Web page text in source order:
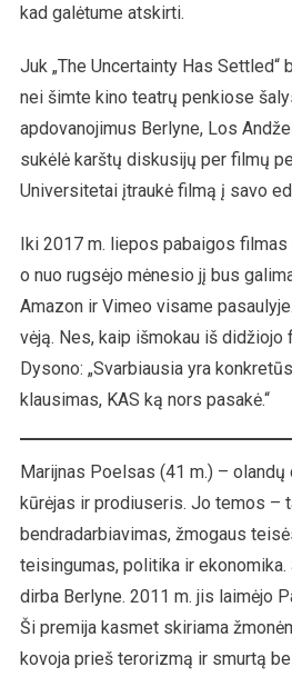
kad galėtume atskirti.
Juk „The Uncertainty Has Settled“
nei šimte kino teatrų penkiose
apdovanojimus Berlyne, Los
sukėlė karštų diskusijų per filmų
Universitetai įtraukė filmą į savo
Iki 2017 m. liepos pabaigos filmas
o nuo rugsėjo mėnesio jį bus
Amazon ir Vimeo visame
vėją. Nes, kaip išmokau iš didžiojo
Dysono: „Svarbiausia yra
klausimas, KAS ką nors pasakė.“
Marijnas Poelsas (41 m.) –
kūrėjas ir prodiuseris. Jo temos –
bendradarbiavimas, žmogaus
teisingumas, politika ir
dirba Berlyne. 2011 m. jis laimėjo
Ši premija kasmet skiriama
kovoja prieš terorizmą ir smurtą